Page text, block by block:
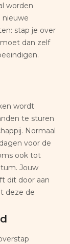
worden
nieuwe
stap je over
dan zelf
wordt
te sturen
Normaal
voor de
ook tot
Jouw
dit door aan
deze de